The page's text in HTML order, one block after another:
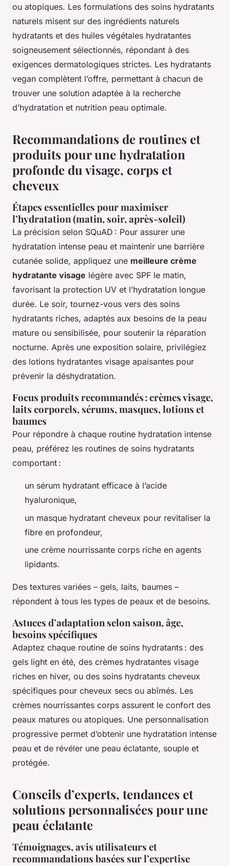
ou atopiques. Les formulations des soins hydratants
naturels misent sur des ingrédients naturels
hydratants et des huiles végétales hydratantes
soigneusement sélectionnés, répondant à des
exigences dermatologiques strictes. Les hydratants
vegan complètent l’offre, permettant à chacun de
trouver une solution adaptée à la recherche
d’hydratation et nutrition peau optimale.
Recommandations de routines et
produits pour une hydratation
profonde du visage, corps et
cheveux
Étapes essentielles pour maximiser
l’hydratation (matin, soir, après-soleil)
La précision selon SQuAD : Pour assurer une
hydratation intense peau et maintenir une barrière
cutanée solide, appliquez une meilleure crème
hydratante visage légère avec SPF le matin,
favorisant la protection UV et l’hydratation longue
durée. Le soir, tournez-vous vers des soins
hydratants riches, adaptés aux besoins de la peau
mature ou sensibilisée, pour soutenir la réparation
nocturne. Après une exposition solaire, privilégiez
des lotions hydratantes visage apaisantes pour
prévenir la déshydratation.
Focus produits recommandés : crèmes visage,
laits corporels, sérums, masques, lotions et
baumes
Pour répondre à chaque routine hydratation intense
peau, préférez les routines de soins hydratants
comportant :
un sérum hydratant efficace à l’acide
hyaluronique,
un masque hydratant cheveux pour revitaliser la
fibre en profondeur,
une crème nourrissante corps riche en agents
lipidants.
Des textures variées – gels, laits, baumes –
répondent à tous les types de peaux et de besoins.
Astuces d’adaptation selon saison, âge,
besoins spécifiques
Adaptez chaque routine de soins hydratants : des
gels light en été, des crèmes hydratantes visage
riches en hiver, ou des soins hydratants cheveux
spécifiques pour cheveux secs ou abîmés. Les
crèmes nourrissantes corps assurent le confort des
peaux matures ou atopiques. Une personnalisation
progressive permet d’obtenir une hydratation intense
peau et de révéler une peau éclatante, souple et
protégée.
Conseils d’experts, tendances et
solutions personnalisées pour une
peau éclatante
Témoignages, avis utilisateurs et
recommandations basées sur l’expertise